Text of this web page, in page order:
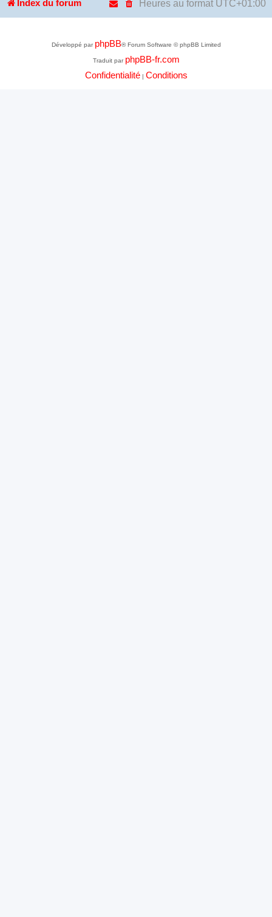
Index du forum Heures au format UTC+01:00
Développé par phpBB® Forum Software © phpBB Limited
Traduit par phpBB-fr.com
Confidentialité| Conditions